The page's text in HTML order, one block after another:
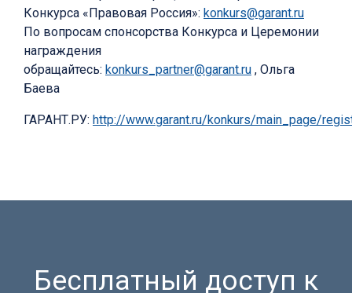
Конкурса «Правовая Россия»: konkurs@garant.ru
По вопросам спонсорства Конкурса и Церемонии
награждения
обращайтесь: konkurs_partner@garant.ru , Ольга
Баева
ГАРАНТ.РУ: http://www.garant.ru/konkurs/main_page/
Бесплатный доступ к